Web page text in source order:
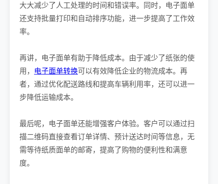
大大减少了人工处理的时间和错误率。同时，电子面单
还支持批量打印和自动排序功能，进一步提高了工作效
率。
再讲，电子面单有助于降低成本。由于减少了纸张的使
用， 电子面单转换可以有效降低企业的物流成本。再
者，通过优化配送路线和提高车辆利用率，还可以进一
步降低运输成本。
最后呢，电子面单还能增强客户体验。客户可以通过扫
描二维码直接查看订单详情、预计送达时间等信息，无
需等待纸质面单的邮寄，提高了购物的便利性和满意
度。